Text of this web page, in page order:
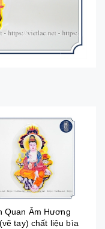
Quan Âm Hương
tay) chất liệu bìa